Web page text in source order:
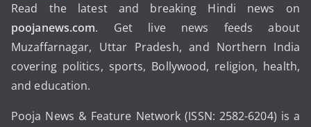
Read the latest and breaking Hindi news on
poojanews.com. Get live news feeds about
Muzaffarnagar, Uttar Pradesh, and Northern India
covering politics, sports, Bollywood, religion, health,
and education.
Pooja News & Feature Network (ISSN: 2582-6204) is a